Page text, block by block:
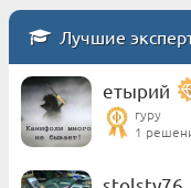
Лучшие
етырий
гуру
1